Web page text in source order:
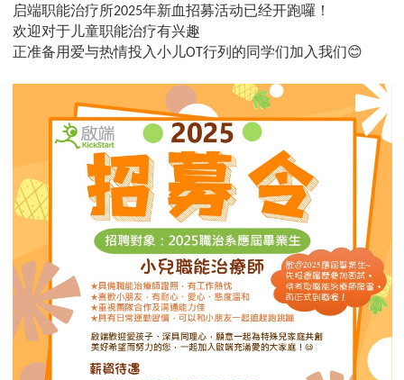
启端职能治疗所2025年新血招募活动已经开跑囉！
欢迎对于儿童职能治疗有兴趣
正准备用爱与热情投入小儿OT 行列的同学们加入我们😊